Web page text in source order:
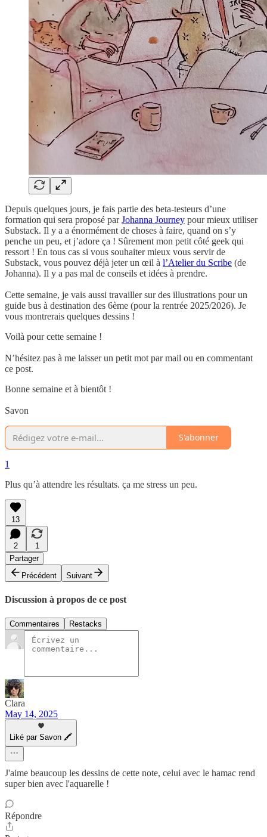
Depuis quelques jours, je fais partie des beta-testeurs d’une
formation qui sera proposé parJohanna Journey pour mieux utiliser
Substack. Il y a a énormément de choses à faire, quand on s’y
penche un peu, et j’adore ça ! Sûrement mon petit côté geek qui
ressort ! En tous cas si vous souhaiter mieux vous servir de
Substack, vous pouvez déjà jeter un œil à l’Atelier du Scribe (de
Johanna). Il y a pas mal de conseils et idées à prendre.
Cette semaine, je vais aussi travailler sur des illustrations pour un
guide bus à destination des 6ème (pour la rentrée 2025/2026). Je
vous montrerais quelques dessins !
Voilà pour cette semaine !
N’hésitez pas à me laisser un petit mot par mail ou en commentant
ce post.
Bonne semaine et à bientôt !
Savon
S'abonner
1
Plus qu’à attendre les résultats. ça me stress un peu.
13
2
1
Partager
Précédent
Suivant
Discussion à propos de ce post
Commentaires Restacks
Clara
May 14, 2025
Liké par Savon 🖍
J'aime beaucoup les dessins de cette note, celui avec le hamac rend
super bien avec l'aquarelle !
Répondre